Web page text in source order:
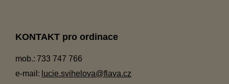
KONTAKT pro ordinace
mob.: 733 747 766
e-mail: lucie.svihelova@flava.cz